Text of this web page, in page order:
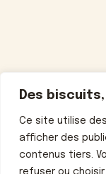
Des
Ce site utilise
afficher des
contenus tiers.
refuser ou